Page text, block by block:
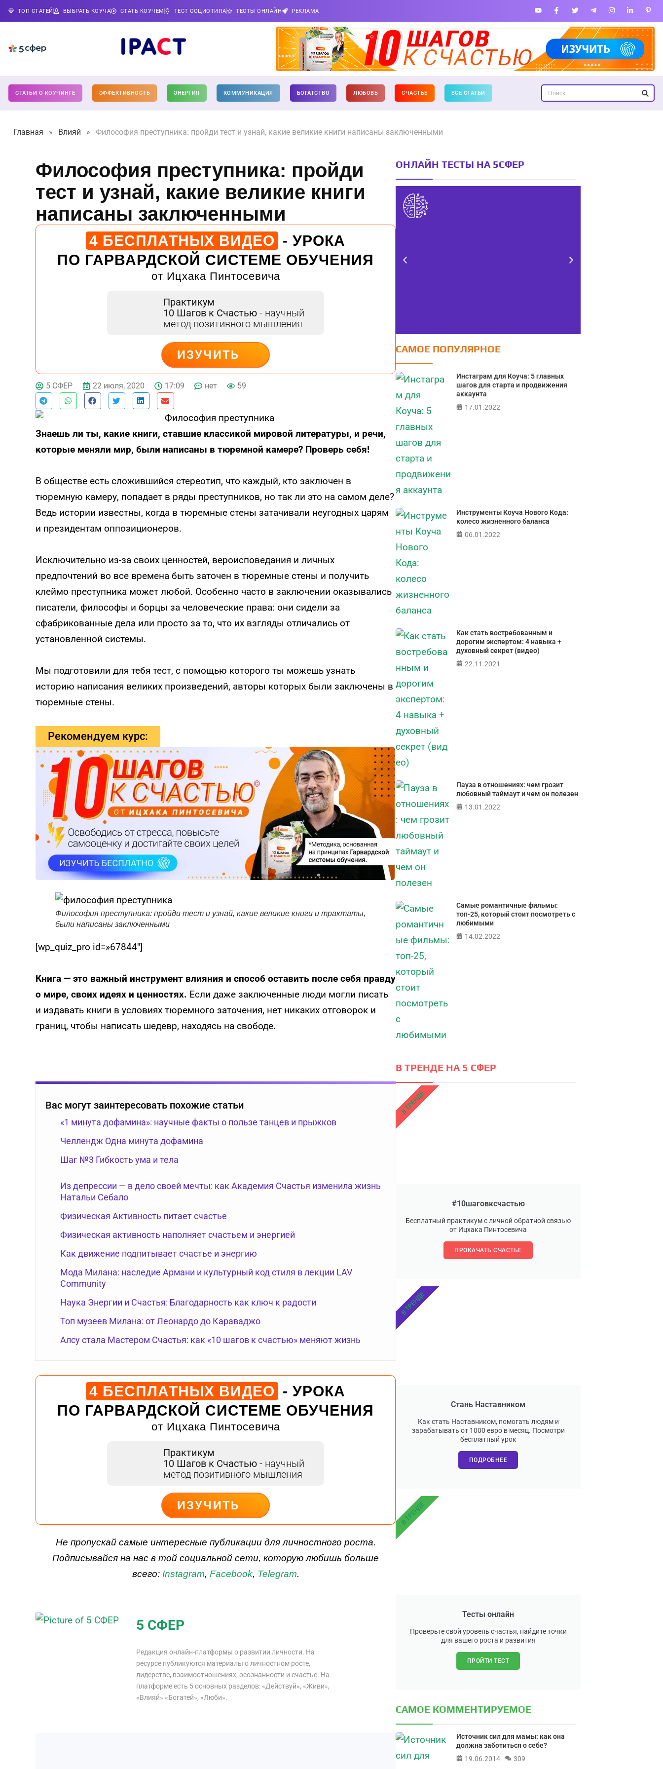
ТОП СТАТЕЙ ВЫБРАТЬ КОУЧА СТАТЬ КОУЧЕМ ТЕСТ СОЦИОТИПА ТЕСТЫ ОНЛАЙН РЕКЛАМА
СТАТЬИ О КОУЧИНГЕ ЭФФЕКТИВНОСТЬ ЭНЕРГИЯ КОММУНИКАЦИЯ БОГАТСТВО ЛЮБОВЬ СЧАСТЬЕ ВСЕ СТАТЬИ
Главная » Влияй » Философия преступника: пройди тест и узнай, какие великие книги написаны заключенными
Философия преступника: пройди
тест и узнай, какие великие книги
написаны заключенными
4 БЕСПЛАТНЫХ ВИДЕО - УРОКА
ПО ГАРВАРДСКОЙ СИСТЕМЕ ОБУЧЕНИЯ
от Ицхака Пинтосевича
Практикум
10 Шагов к Счастью - научный
метод позитивного мышления
ИЗУЧИТЬ
ДЕЙСТВУЙ
5 СФЕР 22 июля, 2020 17:09 нет 59
Знаешь ли ты, какие книги, ставшие классикой мировой литературы, и речи,
которые меняли мир, были написаны в тюремной камере? Проверь себя!
В обществе есть сложившийся стереотип, что каждый, кто заключен в
тюремную камеру, попадает в ряды преступников, но так ли это на самом деле?
Ведь истории известны, когда в тюремные стены затачивали неугодных царям
и президентам оппозиционеров.
Исключительно из-за своих ценностей, вероисповедания и личных
предпочтений во все времена быть заточен в тюремные стены и получить
клеймо преступника может любой. Особенно часто в заключении оказывались
писатели, философы и борцы за человеческие права: они сидели за
сфабрикованные дела или просто за то, что их взгляды отличались от
установленной системы.
Мы подготовили для тебя тест, с помощью которого ты можешь узнать
историю написания великих произведений, авторы которых были заключены в
тюремные стены.
Рекомендуем курс:
Философия преступника: пройди тест и узнай, какие великие книги и трактаты,
были написаны заключенными
[wp_quiz_pro id=»67844″]
Книга — это важный инструмент влияния и способ оставить после себя правду
о мире, своих идеях и ценностях. Если даже заключенные люди могли писать
и издавать книги в условиях тюремного заточения, нет никаких отговорок и
границ, чтобы написать шедевр, находясь на свободе.
Вас могут заинтересовать похожие статьи
«1 минута дофамина»: научные факты о пользе танцев и прыжков
Челлендж Одна минута дофамина
Шаг №3 Гибкость ума и тела
Из депрессии — в дело своей мечты: как Академия Счастья изменила жизнь
Натальи Себало
Физическая Активность питает счастье
Физическая активность наполняет счастьем и энергией
Как движение подпитывает счастье и энергию
Мода Милана: наследие Армани и культурный код стиля в лекции LAV
Community
Наука Энергии и Счастья: Благодарность как ключ к радости
Топ музеев Милана: от Леонардо до Караваджо
Алсу стала Мастером Счастья: как «10 шагов к счастью» меняют жизнь
4 БЕСПЛАТНЫХ ВИДЕО - УРОКА
ПО ГАРВАРДСКОЙ СИСТЕМЕ ОБУЧЕНИЯ
от Ицхака Пинтосевича
Практикум
10 Шагов к Счастью - научный
метод позитивного мышления
ИЗУЧИТЬ
ДЕЙСТВУЙ
Не пропускай самые интересные публикации для личностного роста.
Подписывайся на нас в той социальной сети, которую любишь больше
всего: Instagram, Facebook, Telegram.
5 СФЕР
Редакция онлайн-платформы о развитии личности. На
ресурсе публикуются материалы о личностном росте,
лидерстве, взаимоотношениях, осознанности и счастье. На
платформе есть 5 основных разделов: «Действуй», «Живи»,
«Влияй» «Богатей», «Люби».
ОНЛАЙН ТЕСТЫ НА 5СФЕР
Тест FERMI
FERMI - современная методика
оценки уровня счастья в 5 главных
сферах
САМОЕ ПОПУЛЯРНОЕ
Инстаграм для Коуча: 5 главных
шагов для старта и продвижения
аккаунта
17.01.2022
Инструменты Коуча Нового Кода:
колесо жизненного баланса
06.01.2022
Как стать востребованным и
дорогим экспертом: 4 навыка +
духовный секрет (видео)
22.11.2021
Пауза в отношениях: чем грозит
любовный таймаут и чем он полезен
13.01.2022
Самые романтичные фильмы:
топ-25, который стоит посмотреть с
любимыми
14.02.2022
В ТРЕНДЕ НА 5 СФЕР
#10шаговксчастью
Бесплатный практикум с личной обратной связью
от Ицхака Пинтосевича
ПРОКАЧАТЬ СЧАСТЬЕ
В ТРЕНДЕ
Стань Наставником
Как стать Наставником, помогать людям и
зарабатывать от 1000 евро в месяц. Посмотри
бесплатный урок
ПОДРОБНЕЕ
В ТРЕНДЕ
Тесты онлайн
Проверьте свой уровень счастья, найдите точки
для вашего роста и развития
ПРОЙТИ ТЕСТ
В ТРЕНДЕ
САМОЕ КОММЕНТИРУЕМОЕ
Источник сил для мамы: как она
должна заботиться о себе?
19.06.2014
309